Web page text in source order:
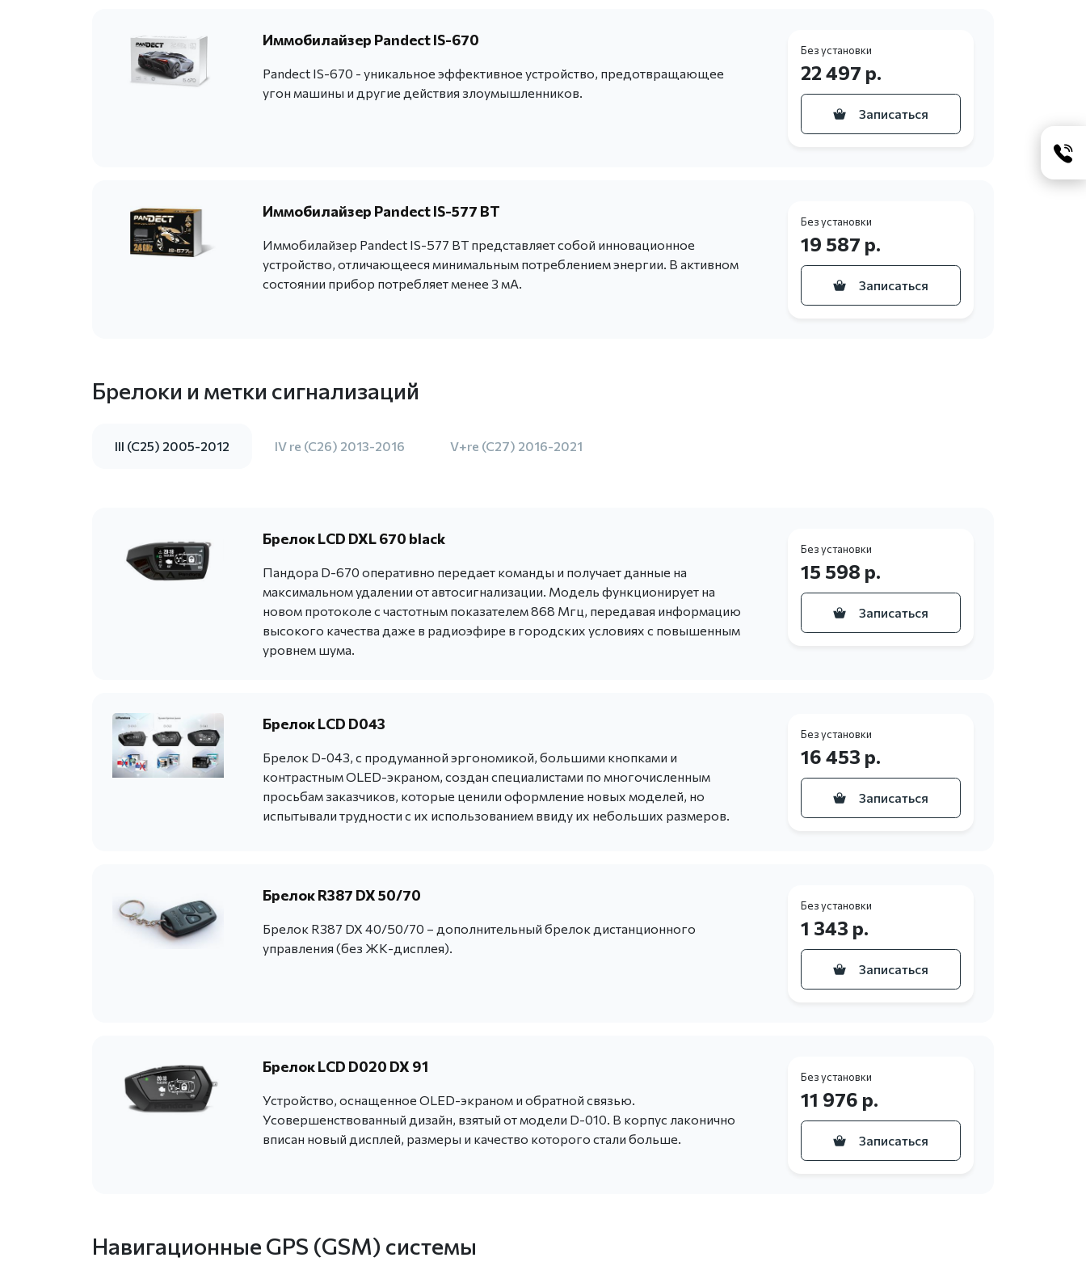
Иммобилайзер Pandect IS-670
Pandect IS-670 - уникальное эффективное устройство, предотвращающее
угон машины и другие действия злоумышленников.
Без установки
22 497 р.
Записаться
Иммобилайзер Pandect IS-577 BT
Иммобилайзер Pandect IS-577 BT представляет собой инновационное
устройство, отличающееся минимальным потреблением энергии. В активном
состоянии прибор потребляет менее 3 мА.
Без установки
19 587 р.
Записаться
Брелоки и метки сигнализаций
III (C25) 2005-2012 IV re (C26) 2013-2016 V+re (C27) 2016-2021
Брелок LCD DXL 670 black
Пандора D-670 оперативно передает команды и получает данные на
максимальном удалении от автосигнализации. Модель функционирует на
новом протоколе с частотным показателем 868 Мгц, передавая информацию
высокого качества даже в радиоэфире в городских условиях с повышенным
уровнем шума.
Без установки
15 598 р.
Записаться
Брелок LCD D043
Брелок D-043, с продуманной эргономикой, большими кнопками и
контрастным OLED-экраном, создан специалистами по многочисленным
просьбам заказчиков, которые ценили оформление новых моделей, но
испытывали трудности с их использованием ввиду их небольших размеров.
Без установки
16 453 р.
Записаться
Брелок R387 DX 50/70
Брелок R387 DX 40/50/70 – дополнительный брелок дистанционного
управления (без ЖК-дисплея).
Без установки
1 343 р.
Записаться
Брелок LCD D020 DX 91
Устройство, оснащенное OLED-экраном и обратной связью.
Усовершенствованный дизайн, взятый от модели D-010. В корпус лаконично
вписан новый дисплей, размеры и качество которого стали больше.
Без установки
11 976 р.
Записаться
Навигационные GPS (GSM) системы